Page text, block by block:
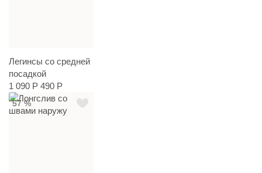
Легинсы со средней
посадкой
1 090 Р 490 Р
57 %